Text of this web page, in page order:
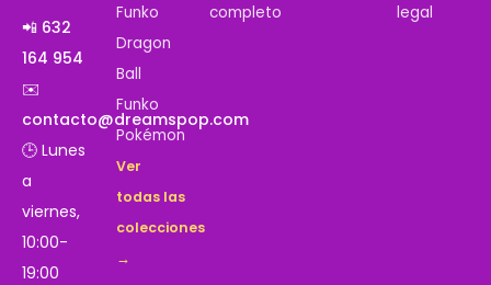
📲 632
164 954
✉️
contacto@dreamspop.com
🕒 Lunes
a
viernes,
10:00-
19:00
Funko
Dragon
Ball
Funko
Pokémon
Ver
todas las
colecciones
→
completo
legal